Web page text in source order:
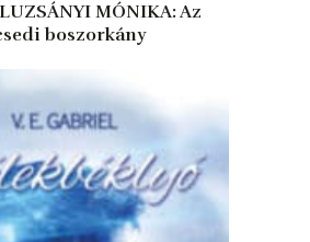
MÓNIKA: Az
boszorkány